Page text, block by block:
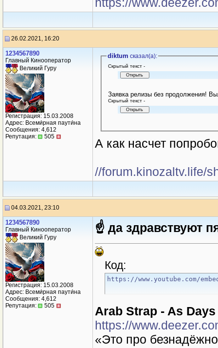
26.02.2021, 16:20
1234567890
Главный Кинооператор
Великий Гуру
Регистрация: 15.03.2008
Адрес: Всеми́рная паути́на
Сообщения: 4,612
Репутация:
505
diktum сказал(a):
Cкрытый текст -
Заявка релизы без продолжения!
Cкрытый текст -
А как насчет
//forum.kinozaltv.life/
04.03.2021, 23:10
1234567890
Главный Кинооператор
Великий Гуру
Регистрация: 15.03.2008
Адрес: Всеми́рная паути́на
Сообщения: 4,612
Репутация:
505
☝ да здравствуют
Код:
https://www.youtube.com/
Arab Strap - As
https://
«Это про